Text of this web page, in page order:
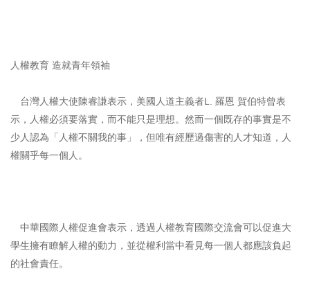
人權教育 造就青年領袖
台灣人權大使陳睿謙表示，美國人道主義者L. 羅恩 賀伯特曾表
示，人權必須要落實，而不能只是理想。然而一個既存的事實是不
少人認為「人權不關我的事」，但唯有經歷過傷害的人才知道，人
權關乎每一個人。
中華國際人權促進會表示，透過人權教育國際交流會可以促進大
學生擁有瞭解人權的動力，並從權利當中看見每一個人都應該負起
的社會責任。